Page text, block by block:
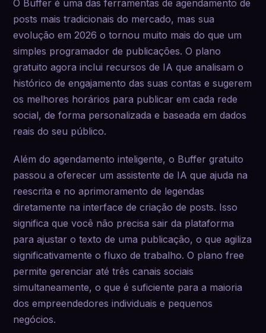
O Buffer é uma das ferramentas de agendamento de
posts mais tradicionais do mercado, mas sua
evolução em 2026 o tornou muito mais do que um
simples programador de publicações. O plano
gratuito agora inclui recursos de IA que analisam o
histórico de engajamento das suas contas e sugerem
os melhores horários para publicar em cada rede
social, de forma personalizada e baseada em dados
reais do seu público.
Além do agendamento inteligente, o Buffer gratuito
passou a oferecer um assistente de IA que ajuda na
reescrita e no aprimoramento de legendas
diretamente na interface de criação de posts. Isso
significa que você não precisa sair da plataforma
para ajustar o texto de uma publicação, o que agiliza
significativamente o fluxo de trabalho. O plano free
permite gerenciar até três canais sociais
simultaneamente, o que é suficiente para a maioria
dos empreendedores individuais e pequenos
negócios.